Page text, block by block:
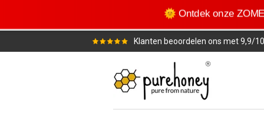
🌞 Ontdek onze
de
Klanten beoordelen ons met 9,9/